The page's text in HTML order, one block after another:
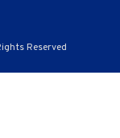
Reserved